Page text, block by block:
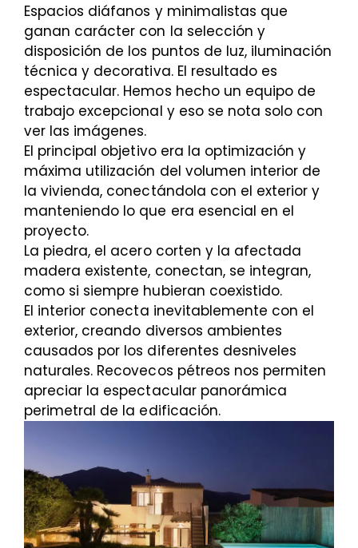
Espacios diáfanos y minimalistas que
ganan carácter con la selección y
disposición de los puntos de luz, iluminación
técnica y decorativa. El resultado es
espectacular. Hemos hecho un equipo de
trabajo excepcional y eso se nota solo con
ver las imágenes.
El principal objetivo era la optimización y
máxima utilización del volumen interior de
la vivienda, conectándola con el exterior y
manteniendo lo que era esencial en el
proyecto.
La piedra, el acero corten y la afectada
madera existente, conectan, se integran,
como si siempre hubieran coexistido.
El interior conecta inevitablemente con el
exterior, creando diversos ambientes
causados por los diferentes desniveles
naturales. Recovecos pétreos nos permiten
apreciar la espectacular panorámica
perimetral de la edificación.